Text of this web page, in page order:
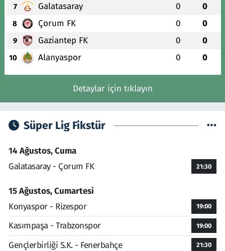
7 Galatasaray 0 0
8 Çorum FK 0 0
9 Gaziantep FK 0 0
10 Alanyaspor 0 0
Detaylar için tıklayın
Süper Lig Fikstür
14 Ağustos, Cuma
Galatasaray - Çorum FK
21:30
15 Ağustos, Cumartesi
Konyaspor - Rizespor
19:00
Kasımpaşa - Trabzonspor 19:00
Gençlerbirliği S.K. - Fenerbahçe 21:30